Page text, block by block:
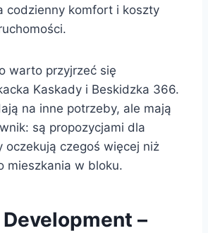
codzienny komfort i koszty
warto przyjrzeć się
Kaskady i Beskidzka 366.
na inne potrzeby, ale mają
są propozycjami dla
oczekują czegoś więcej niż
mieszkania w bloku.
–